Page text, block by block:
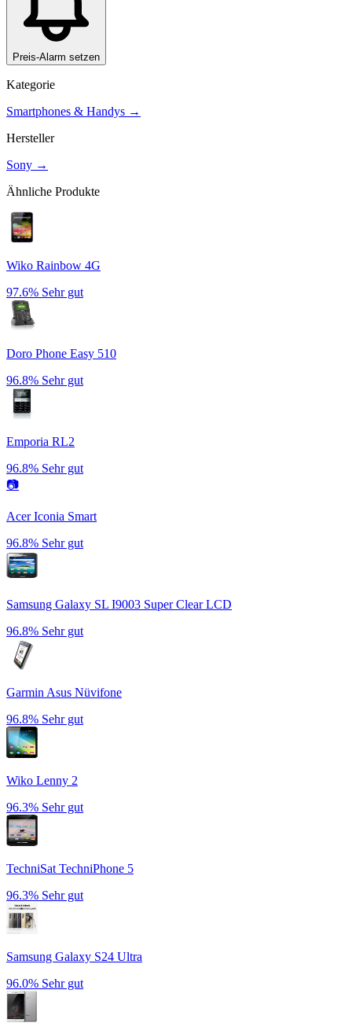
Preis-Alarm setzen
Kategorie
Smartphones & Handys →
Hersteller
Sony →
Ähnliche Produkte
Wiko Rainbow 4G
97.6% Sehr gut
Doro Phone Easy 510
96.8% Sehr gut
Emporia RL2
96.8% Sehr gut
📷
Acer Iconia Smart
96.8% Sehr gut
Samsung Galaxy SL I9003 Super Clear LCD
96.8% Sehr gut
Garmin Asus Nüvifone
96.8% Sehr gut
Wiko Lenny 2
96.3% Sehr gut
TechniSat TechniPhone 5
96.3% Sehr gut
Samsung Galaxy S24 Ultra
96.0% Sehr gut